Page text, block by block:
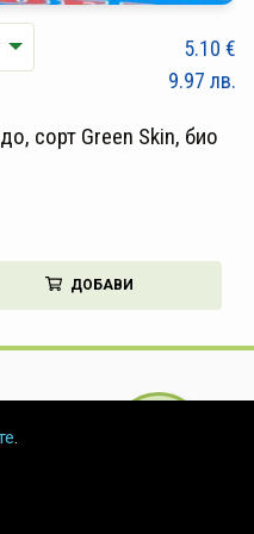
5.10 €
9.97 лв.
сорт Green Skin, био
ДОБАВИ
.